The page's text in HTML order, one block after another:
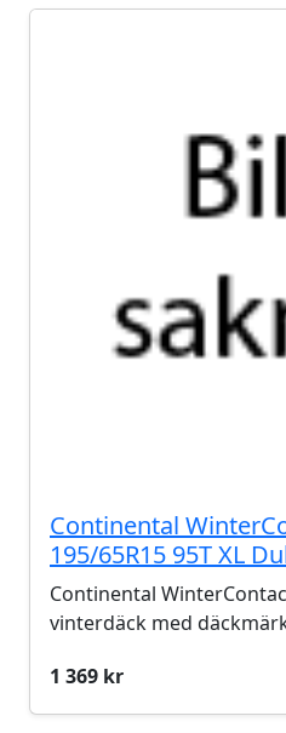
Continental
195/65R15 95T XL
Continental
vinterdäck med
1 369 kr